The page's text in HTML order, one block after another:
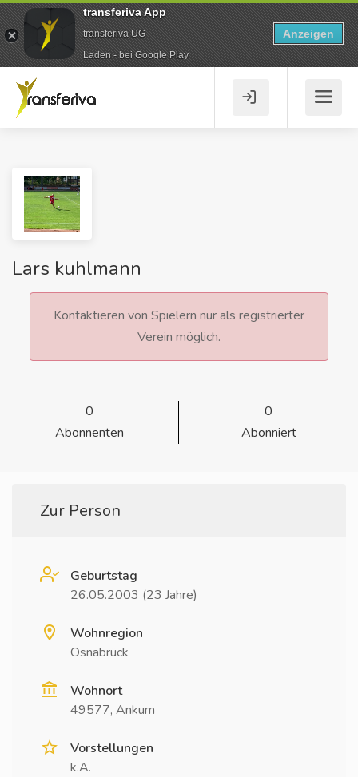
Lars kuhlmann
Kontaktieren von Spielern nur als registrierter
Verein möglich.
0
Abonnenten
0
Abonniert
Zur Person
Geburtstag
26.05.2003 (23 Jahre)
Wohnregion
Osnabrück
Wohnort
49577, Ankum
Vorstellungen
k.A.
transferiva App
transferiva UG
Laden - bei Google Play
Anzeigen